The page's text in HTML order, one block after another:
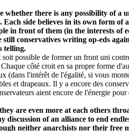
whether there is any possibility of a
Each side believes in its own form
in front of them (in the interests of
still conservatives writing op-eds
telling.
possible de former un front uni
côté croit en sa propre forme
(dans l'intérêt de l'égalité, si vous
et drapeaux. Il y a encore des
aient encore de l'énergie pour
are even more at each others
discussion of an alliance to end
neither anarchists nor their free